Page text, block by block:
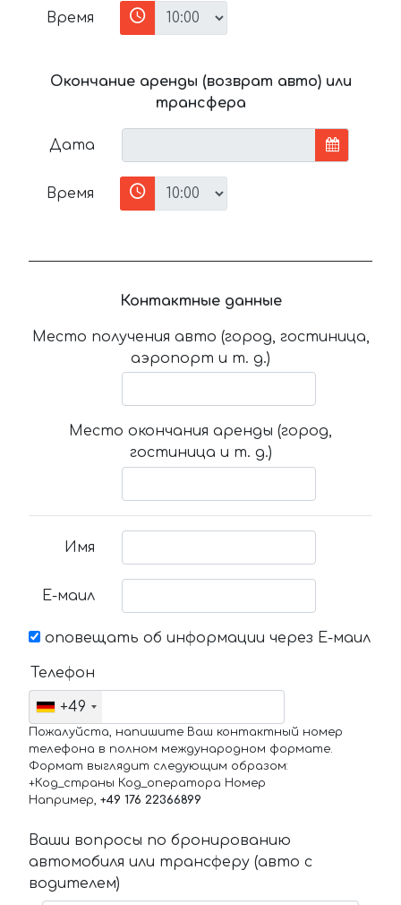
Время
Окончание аренды (возврат авто) или
трансфера
Дата
Время
Контактные данные
Место получения авто (город, гостиница,
аэропорт и т. д.)
Место окончания аренды (город,
гостиница и т. д.)
Имя
Е-маил
оповещать об информации через Е-маил
Телефон
+49
Пожалуйста, напишите Ваш контактный номер
телефона в полном международном формате.
Формат выглядит следующим образом:
+Код_страны Код_оператора Номер
Например, +49 176 22366899
Ваши вопросы по бронированию
автомобиля или трансферу (авто с
водителем)